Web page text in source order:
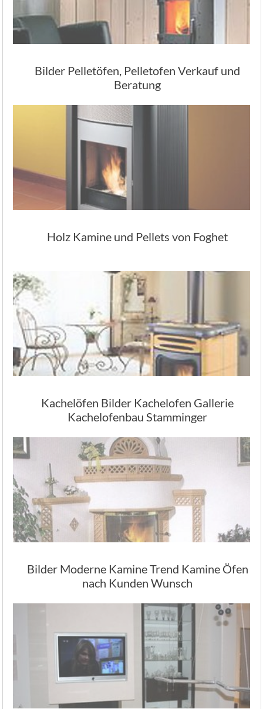
Bilder Pelletöfen, Pelletofen Verkauf und
Beratung
Holz Kamine und Pellets von Foghet
Kachelöfen Bilder Kachelofen Gallerie
Kachelofenbau Stamminger
Bilder Moderne Kamine Trend Kamine Öfen
nach Kunden Wunsch